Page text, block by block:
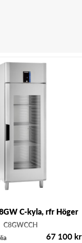
C-kyla, rfr Höger
C8GWCCH
67 100 kr